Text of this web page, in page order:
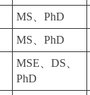
MS、PhD
MS、PhD
MSE、DS、
PhD